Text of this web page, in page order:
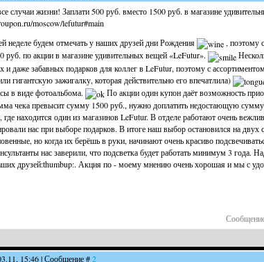
случаи жизни! Заплати 500 руб. вместо 1500 руб. в магазине
moscow/lefutur#main
неделе будем отмечать у наших друзей дни Рождения
, поэтому
руб. по акции в магазине удивительных вещей «LeFutur».
и даже забавных подарков для коллег в LeFutur, поэтому с
гигантскую зажигалку, которая действительно его впечатлила)
в виде фотоальбома.
По акции один купон даёт возможность
чека превысит сумму 1500 руб., нужно доплатить недостающую
где находится один из магазинов LeFutur. В отделе работают очень
нас при выборе подарков. В итоге наш выбор остановился на
но когда их берёшь в руки, начинают очень красиво
нас заверили, что подсветка будет работать минимум 3 года.
друзей:thumbup:. Акция по - моему мнению очень хорошая и мы с
15:46 | Сообщение #2